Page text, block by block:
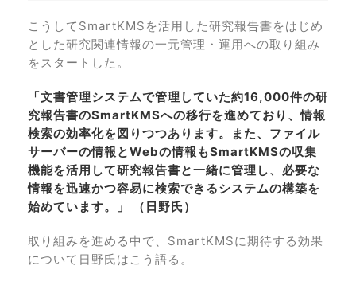
こうしてSmartKMSを活用した研究報告書をはじめ
とした研究関連情報の一元管理・運用への取り組み
をスタートした。
「文書管理システムで管理していた約16,000件の研
究報告書のSmartKMSへの移行を進めており、情報
検索の効率化を図りつつあります。また、ファイル
サーバーの情報とWebの情報もSmartKMSの収集
機能を活用して研究報告書と一緒に管理し、必要な
情報を迅速かつ容易に検索できるシステムの構築を
始めています。」 （日野氏）
取り組みを進める中で、SmartKMSに期待する効果
について日野氏はこう語る。